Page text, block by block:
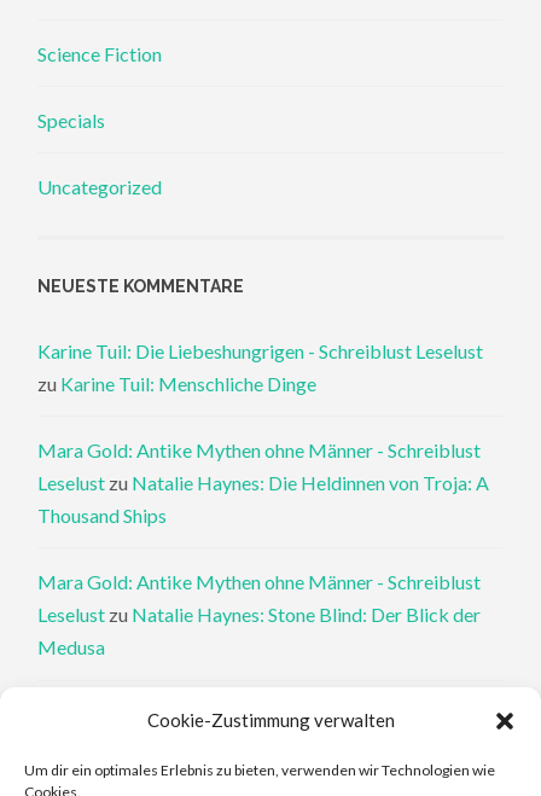
Cookie-Zustimmung verwalten
Um dir ein optimales Erlebnis zu bieten, verwenden wir Technologien wie
Cookies.
Science Fiction
Specials
Uncategorized
NEUESTE KOMMENTARE
Karine Tuil: Die Liebeshungrigen - Schreiblust Leselust
zu Karine Tuil: Menschliche Dinge
Mara Gold: Antike Mythen ohne Männer - Schreiblust
Leselust zu Natalie Haynes: Die Heldinnen von Troja: A
Thousand Ships
Mara Gold: Antike Mythen ohne Männer - Schreiblust
Leselust zu Natalie Haynes: Stone Blind: Der Blick der
Medusa
Philippa Perry: Die Therapeutin und ihre Mörder: Dr. Pat
Philippa Perry: Das Buch, von dem du dir wünschst, deine